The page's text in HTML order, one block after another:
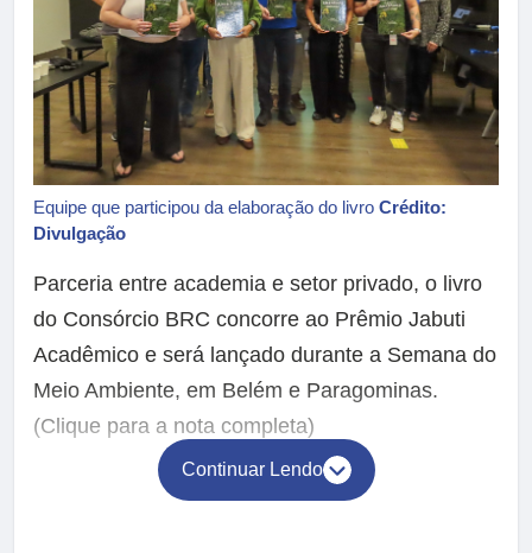
Equipe que participou da elaboração do livro Crédito:
Divulgação
Parceria entre academia e setor privado, o livro
do Consórcio BRC concorre ao Prêmio Jabuti
Acadêmico e será lançado durante a Semana do
Meio Ambiente, em Belém e Paragominas.
(Clique para a nota completa)
Continuar Lendo